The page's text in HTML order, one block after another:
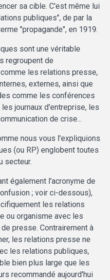
sa cible. C'est même lui
publiques", de par la
"propagande", en 1919.
sont une véritable
regroupent de
les relations presse,
externes, ainsi que
comme les conférences
journaux d'entreprise, les
de crise...
nous vous l'expliquions
(ou RP) englobent toutes
secteur.
également l'acronyme de
; voir ci-dessous),
les relations
ou organisme avec les
presse. Contrairement à
les relations presse ne
les relations publiques,
bien plus large que les
recommandé aujourd'hui